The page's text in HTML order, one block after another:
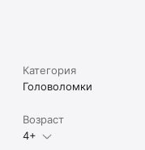
Категория
Головоломки
Возраст
4+